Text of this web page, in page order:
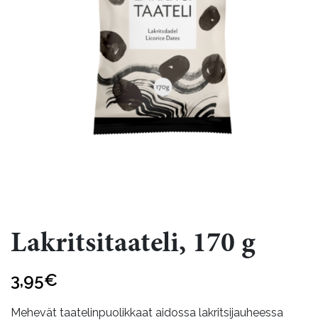
Lakritsitaateli, 170 g
3,95€
Mehevät taatelinpuolikkaat aidossa lakritsijauheessa